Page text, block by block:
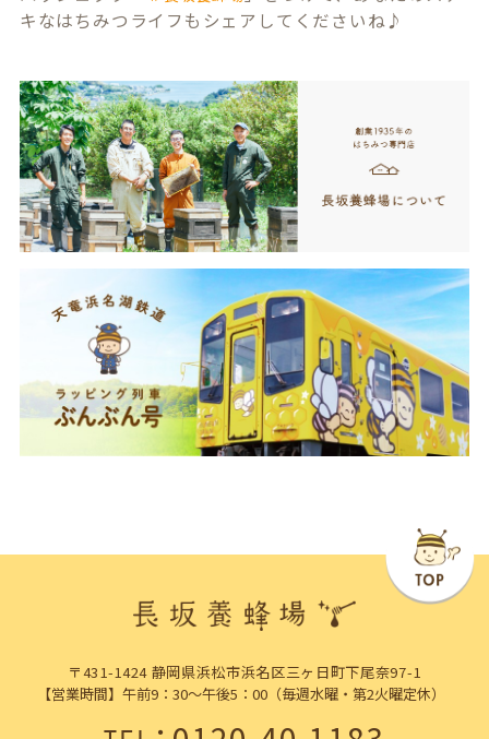
キなはちみつライフもシェアしてくださいね♪
〒431-1424 静岡県浜松市浜名区三ヶ日町下尾奈97-1
【営業時間】午前9：30～午後5：00（毎週水曜・第2火曜定休）